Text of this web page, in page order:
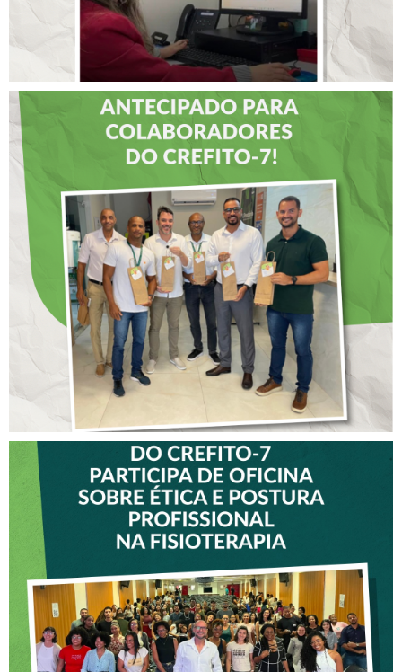
DIA DOS PAIS É
ANTECIPADO PARA
COLABORADORES DO
CREFITO-7
VICE-PRESIDENTE DO
CREFITO-7 PARTICIPA DE
OFICINA SOBRE ÉTICA E
POSTURA PROFISSIONAL
NA FISIOTERAPIA